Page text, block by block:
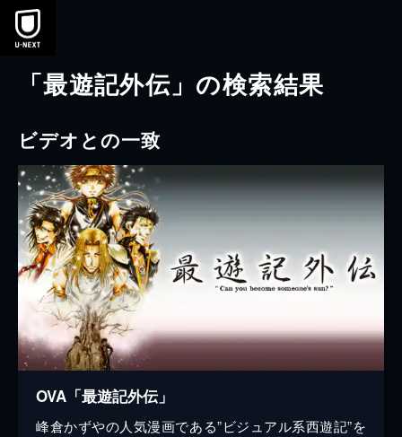
本文へスキップ
「最遊記外伝」の検索結果
ビデオとの一致
OVA「最遊記外伝」
峰倉かずやの人気漫画である”ビジュアル系西遊記”を